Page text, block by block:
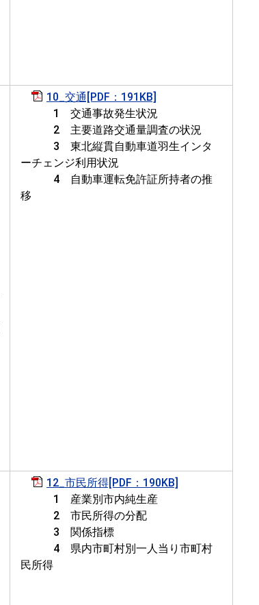
10_交通[PDF：191KB]
1 交通事故発生状況
2 主要道路交通量調査の状況
3 東北縦貫自動車道羽生インタ
ーチェンジ利用状況
4 自動車運転免許証所持者の推
移
12_市民所得[PDF：190KB]
1 産業別市内純生産
2 市民所得の分配
3 関係指標
4 県内市町村別一人当り市町村
民所得